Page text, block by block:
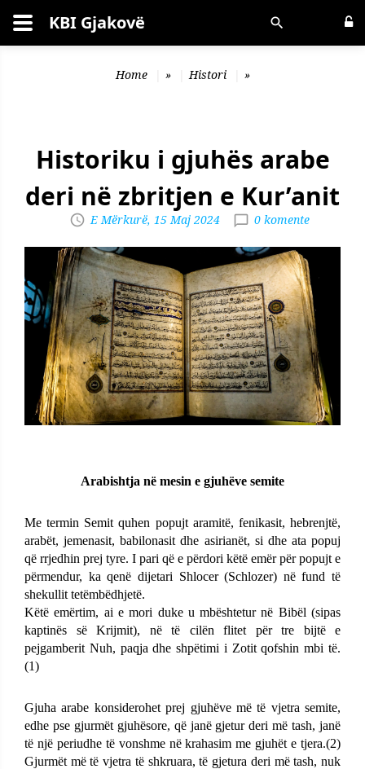
Kërko KBI Gjakovë
Home » Histori »
Historiku i gjuhës arabe
deri në zbritjen e Kur’anit
E Mërkurë, 15 Maj 2024 0 komente
Arabishtja në mesin e gjuhëve semite
Me termin Semit quhen popujt aramitë, fenikasit, hebrenjtë,
arabët, jemenasit, babilonasit dhe asirianët, si dhe ata popuj
që rrjedhin prej tyre. I pari që e përdori këtë emër për popujt e
përmendur, ka qenë dijetari Shlocer (Schlozer) në fund të
shekullit tetëmbëdhjetë.
Këtë emërtim, ai e mori duke u mbështetur në Bibël (sipas
kaptinës së Krijmit), në të cilën flitet për tre bijtë e
pejgamberit Nuh, paqja dheshpëtimi i Zotit qofshin mbi të.
(1)
Gjuha arabe konsiderohet prej gjuhëve më të vjetra semite,
edhe pse gjurmët gjuhësore, që janë gjetur deri më tash, janë
të një periudhe të vonshme në krahasim me gjuhët e tjera.(2)
Gjurmët më të vjetra të shkruara, të gjetura deri më tash, nuk